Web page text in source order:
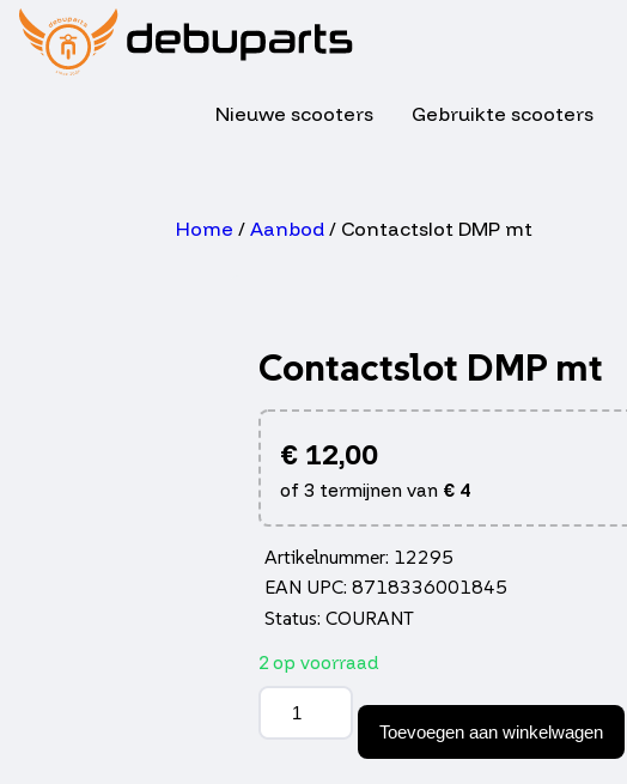
Nieuwe scooters Gebruikte scooters
Home / Aanbod/ Contactslot DMP mt
Contactslot DMP mt
€12,00
of 3 termijnen van €4
Artikelnummer: 12295
EAN UPC: 8718336001845
Status: COURANT
2 op voorraad
Contactslot
DMP
mt
Toevoegen aan winkelwagen